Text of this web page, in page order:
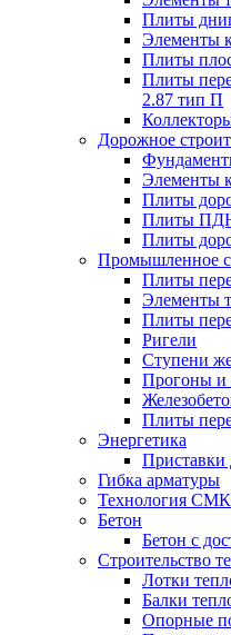
Плиты
Элементы
Плиты
Плиты
2.87 тип П
Дорожное
Элементы
Плиты
Плиты
Плиты
Промышленное
Плиты
Элементы
Плиты
Ригели
Ступени
Прогоны и
Плиты
Энергетика
Гибка арматуры
Технология СМК
Бетон
Бетон с
Строительство
Лотки
Балки
Опорные